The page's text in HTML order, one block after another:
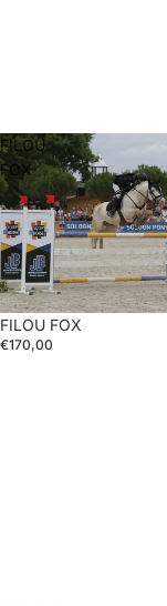
FILOU
FOX
FILOU FOX
€170,00